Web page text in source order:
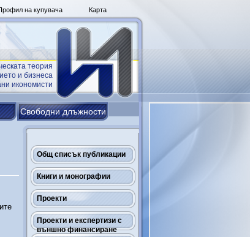
Карта
на купувача
теория
и бизнеса
икономисти
Свободни длъжности
Общ списък публикации
Книги и монографии
Проекти
Проекти и експертизи с
външно финансиране